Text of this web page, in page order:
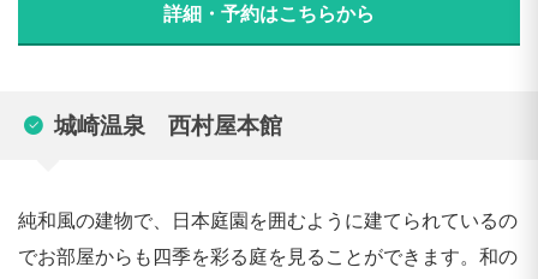
詳細・予約はこちらから
城崎温泉 西村屋本館
純和風の建物で、日本庭園を囲むように建てられているの
でお部屋からも四季を彩る庭を見ることができます。和の